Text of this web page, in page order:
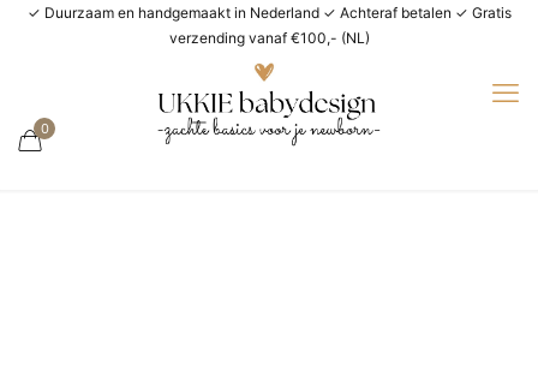
✓ Duurzaam en handgemaakt in Nederland ✓ Achteraf betalen ✓ Gratis
verzending vanaf €100,- (NL)
0